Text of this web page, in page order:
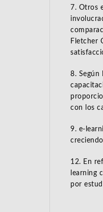
7. Otros
Fletcher
8. Según
con los
9. e-
12. En
learning
por